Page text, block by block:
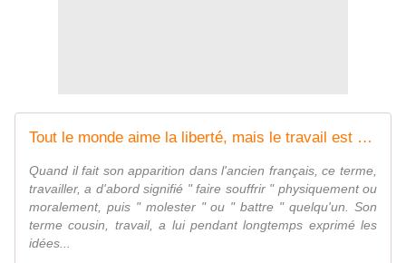
Tout le monde aime la liberté, mais le travail est une horrible chose - SERPENT - LIBERTAIRE
Quand il fait son apparition dans l'ancien français, ce terme,
travailler, a d'abord signifié " faire souffrir " physiquement ou
moralement, puis " molester " ou " battre " quelqu'un. Son
terme cousin, travail, a lui pendant longtemps exprimé les
idées...